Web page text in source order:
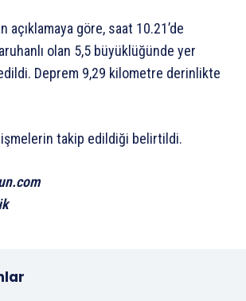
açıklamaya göre, saat 10.21’de
olan 5,5 büyüklüğünde yer
Deprem 9,29 kilometre derinlikte
takip edildiği belirtildi.